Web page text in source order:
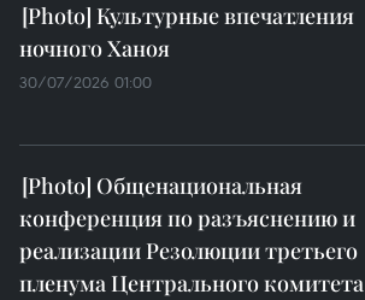
Культурные впечатления
ночного Ханоя
30/07/2026 01:00
Общенациональная
конференция по разъяснению и
реализации Резолюции третьего
пленума Центрального комитета